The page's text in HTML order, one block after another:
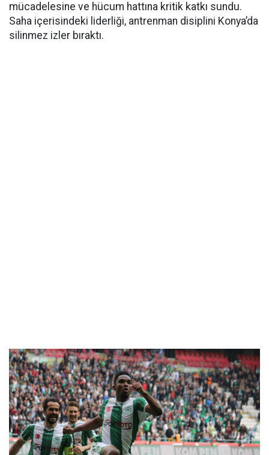
mücadelesine ve hücum hattına kritik katkı sundu.
Saha içerisindeki liderliği, antrenman disiplini Konya’da
silinmez izler bıraktı.